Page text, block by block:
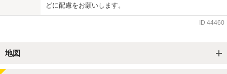
どに配慮をお願いします。
ID 44460
地図